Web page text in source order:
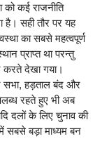
को कई राजनीति
है। सही तौर पर यह
का सबसे महत्वपूर्ण
प्राप्त था परन्तु
करते देखा गया।
सभा, हड़ताल बंद और
रहते हुए भी अब
दलों के लिए चुनाव की
में सबसे बड़ा माध्यम बन